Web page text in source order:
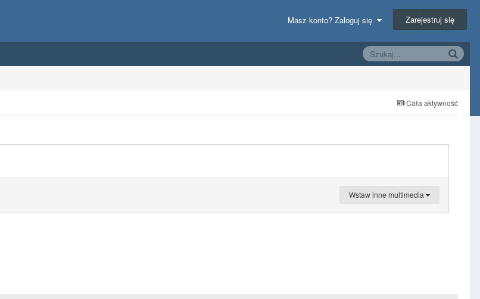
Masz konto? Zaloguj się Zarejestruj się
Cała aktywność
Wstaw inne multimedia